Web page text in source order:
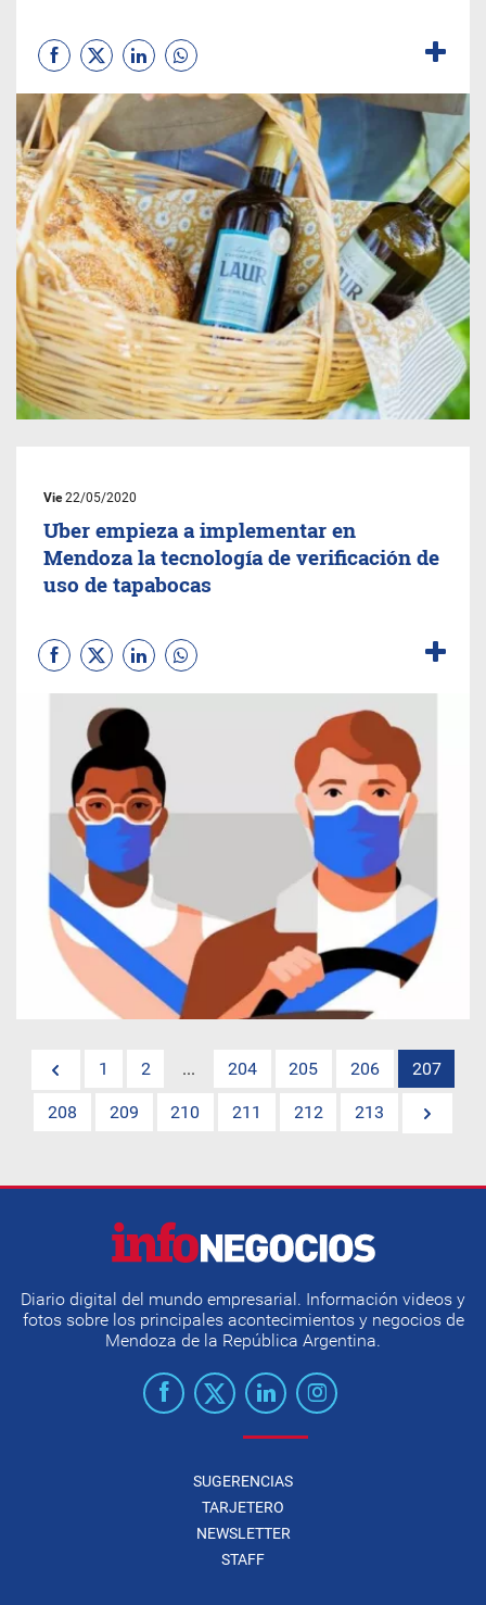
Vie22/05/2020
Uber empieza a implementar en
Mendoza la tecnología de verificación de
uso de tapabocas
1 2 ... 204 205 206 207
208 209 210 211 212 213
Diario digital del mundo empresarial. Información videos y
fotos sobre los principales acontecimientos y negocios de
Mendoza de la República Argentina.
SUGERENCIAS
TARJETERO
NEWSLETTER
STAFF